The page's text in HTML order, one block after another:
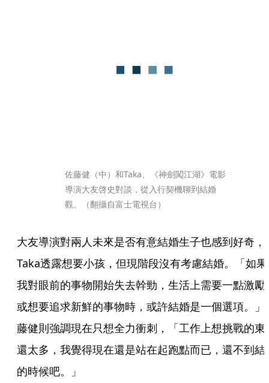
佐藤健（中）和Taka、《神劍闖江湖》電影
導演大友啓史對談，從入行契機聊到結婚
觀。（翻攝自富士電視台）
大友導演對兩人未來是否有意結婚生子也感到好奇，
Taka透露想要小孩，但現階段沒有考慮結婚。「如果
我對眼前的事物開始失去幹勁，生活上需要一點激勵
或想要追求新鮮的事物時，或許結婚是一個選項。」
藤健則強調現在只想全力衝刺，「工作上想挑戰的東
還太多，我覺得現在還是站在起跑點而已，還不到結
的時候吧。」